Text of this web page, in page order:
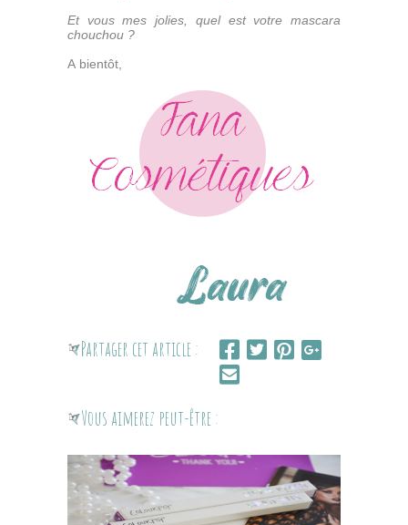
Et vous mes jolies, quel est votre mascara
chouchou ?
A bientôt,
Partager cet article :
Vous aimerez peut-être :